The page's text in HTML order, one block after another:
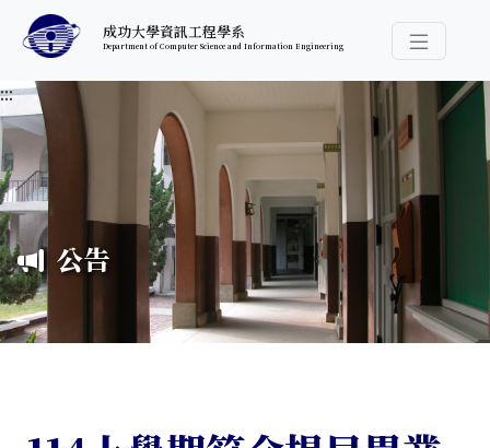
跳至中央內容區塊
成功大學資訊工程學系
Department of Computer Science and Information Engineering
導覽選
:::
公告